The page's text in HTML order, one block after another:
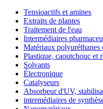
Tensioactifs et amines
Extraits de plantes
Traitement de l'eau
Intermédiaires
Matériaux polyuréthanes
Plastique, caoutchouc et
Solvants
Électronique
Catalyseurs
Absorbeur d'UV,
intermédiaires de